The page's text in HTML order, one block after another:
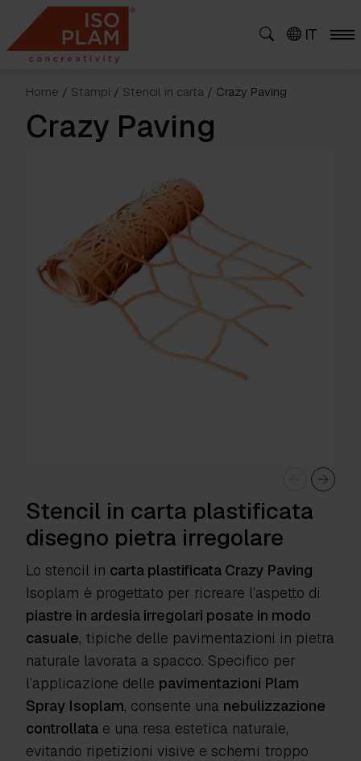
content
IT
Home / Stampi / Stencil in carta / Crazy Paving
Crazy Paving
Stencil in carta plastificata
disegno pietra irregolare
Lo stencil in carta plastificata Crazy Paving
Isoplam è progettato per ricreare l’aspetto di
piastre in ardesia irregolari posate in modo
casuale, tipiche delle pavimentazioni in pietra
naturale lavorata a spacco. Specifico per
l’applicazione delle pavimentazioni Plam
Spray Isoplam, consente una nebulizzazione
controllata e una resa estetica naturale,
evitando ripetizioni visive e schemi troppo